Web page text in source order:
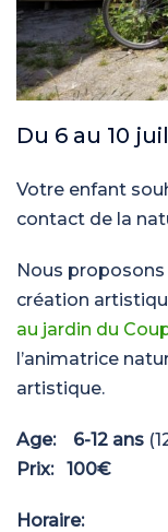
Du 6 au 10
Votre enfant
contact de la
Nous
création
au jardin du
l’animatrice
artistique.
Age: 6-12 ans
Prix: 100€
Horaire: